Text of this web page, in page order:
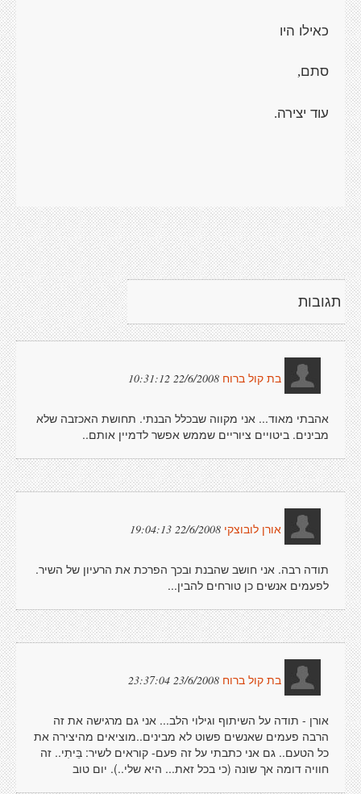
כאילו היו
סתם,
עוד יצירה.
תגובות
בת קול ברוח 22/6/2008 10:31:12
אהבתי מאוד... אני מקווה שבכלל הבנתי. תחושת האכזבה שלא
מבינים. ביטויים ציוריים שממש אפשר לדמיין אותם..
אורן לובוצקי 22/6/2008 19:04:13
תודה רבה. אני חושב שהבנת ובכך הפרכת את הרעיון של השיר.
לפעמים אנשים כן טורחים להבין...
בת קול ברוח 23/6/2008 23:37:04
אורן - תודה על השיתוף וגילוי הלב... אני גם מרגישה את זה
הרבה פעמים שאנשים פשוט לא מבינים..מוציאים מהיצירה את
כל הטעם.. גם אני כתבתי על זה פעם- קוראים לשיר: בֵּיתִי.. זה
חוויה דומה אך שונה (כי בכל זאת... היא שלי..). יום טוב